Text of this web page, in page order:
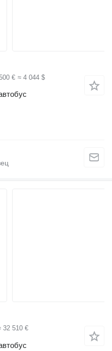
€ ≈ 4 044 $
32 510 €